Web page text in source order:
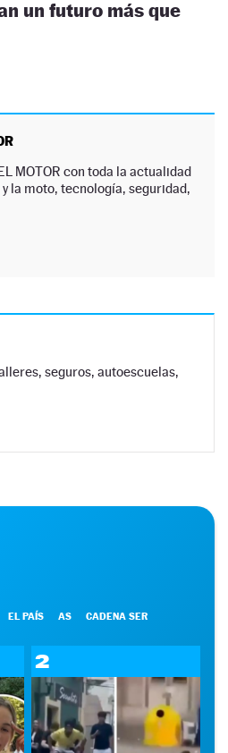
un futuro más que
MOTOR con toda la actualidad
la moto, tecnología, seguridad,
seguros, autoescuelas,
EL PAÍS AS CADENA SER
2